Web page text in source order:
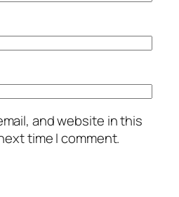
and website in this
time I comment.